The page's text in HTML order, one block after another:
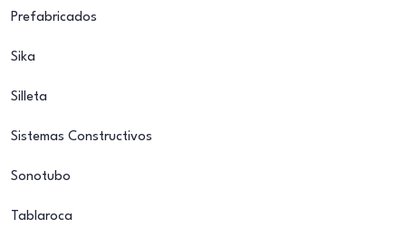
Prefabricados
Sika
Silleta
Sistemas Constructivos
Sonotubo
Tablaroca